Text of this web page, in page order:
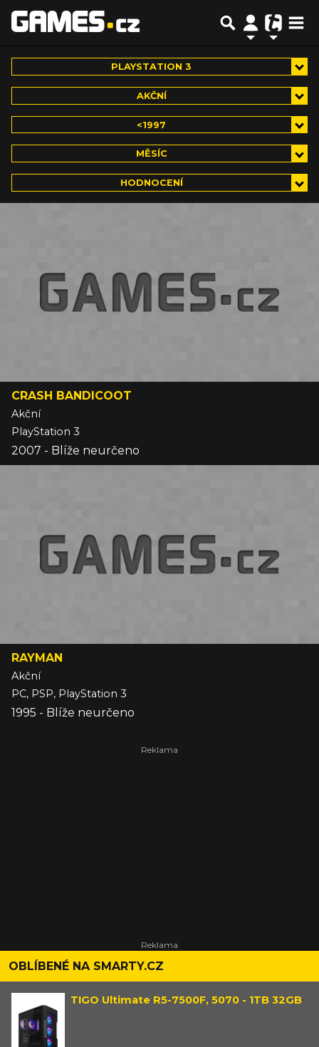
PLAYSTATION 3
AKČNÍ
<1997
MĚSÍC
HODNOCENÍ
CRASH BANDICOOT
Akční
PlayStation 3
2007 - Blíže neurčeno
RAYMAN
Akční
PC, PSP, PlayStation 3
1995 - Blíže neurčeno
OBLÍBENÉ NA SMARTY.CZ
TIGO Ultimate R5-7500F, 5070 - 1TB 32GB